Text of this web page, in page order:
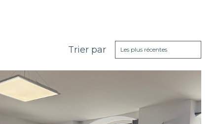
Trier par Les plus récentes